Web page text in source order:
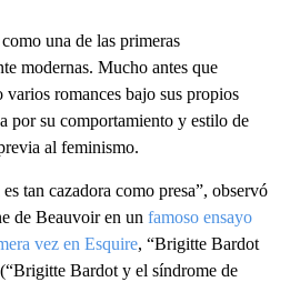
una de las primeras
modernas. Mucho antes que
romances bajo sus propios
por su comportamiento y estilo de
al feminismo.
tan cazadora como presa”, observó
de Beauvoir en un famoso ensayo
vez en Esquire, “Brigitte Bardot
Bardot y el síndrome de